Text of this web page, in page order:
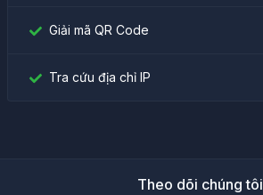
Giải mã QR Code
Tra cứu địa chỉ IP
Theo dõi chúng tôi